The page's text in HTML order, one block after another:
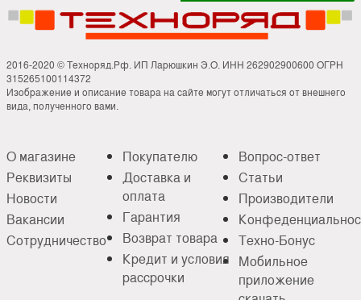
2016-2020 © Техноряд.Рф. ИП Ларюшкин Э.О. ИНН 262902900600 ОГРН
315265100114372
Изображение и описание товара на сайте могут отличаться от внешнего
вида, полученного вами.
О магазине
Реквизиты
Новости
Вакансии
Сотрудничество
Покупателю
Доставка и
оплата
Гарантия
Возврат товара
Кредит и условия
рассрочки
Вопрос-ответ
Статьи
Производители
Техно-Бонус
Мобильное
приложение